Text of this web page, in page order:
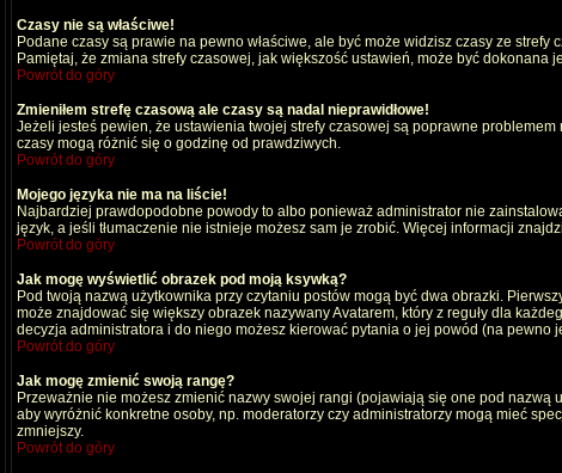
Czasy nie są właściwe!
Podane czasy są prawie na pewno właściwe, ale być może widzisz czasy ze
Pamiętaj, że zmiana strefy czasowej, jak większość ustawień, może być
Powrót do góry
Zmieniłem strefę czasową ale czasy są nadal nieprawidłowe!
Jeżeli jesteś pewien, że ustawienia twojej strefy czasowej są poprawne
czasy mogą różnić się o godzinę od prawdziwych.
Powrót do góry
Mojego języka nie ma na liście!
Najbardziej prawdopodobne powody to albo ponieważ administrator nie
język, a jeśli tłumaczenie nie istnieje możesz sam je zrobić. Więcej informacji
Powrót do góry
Jak mogę wyświetlić obrazek pod moją ksywką?
Pod twoją nazwą użytkownika przy czytaniu postów mogą być dwa obrazki.
może znajdować się większy obrazek nazywany Avatarem, który z reguły dla
decyzja administratora i do niego możesz kierować pytania o jej powód (na pewno
Powrót do góry
Jak mogę zmienić swoją rangę?
Przeważnie nie możesz zmienić nazwy swojej rangi (pojawiają się one pod nazwą
aby wyróżnić konkretne osoby, np. moderatorzy czy administratorzy mogą mieć
zmniejszy.
Powrót do góry